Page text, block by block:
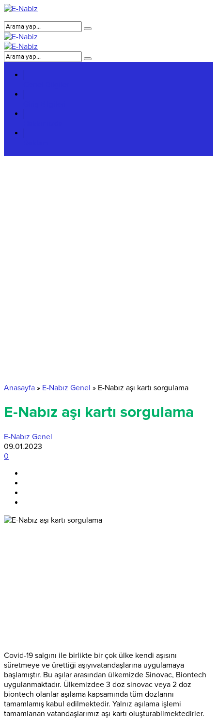
Anasayfa » E-Nabız Genel » E-Nabız aşı kartı sorgulama
E-Nabız aşı kartı sorgulama
E-Nabız Genel
09.01.2023
0
Covid-19 salgını ile birlikte bir çok ülke kendi aşısını
süretmeye ve ürettiği aşıyıvatandaşlarına uygulamaya
başlamıştır. Bu aşılar arasından ülkemizde Sinovac, Biontech
uygulanmaktadır. Ülkemizdee 3 doz sinovac veya 2 doz
biontech olanlar aşılama kapsamında tüm dozlarını
tamamlamış kabul edilmektedir. Yalnız aşılama işlemi
tamamlanan vatandaşlarımız aşı kartı oluşturabilmektedirler.